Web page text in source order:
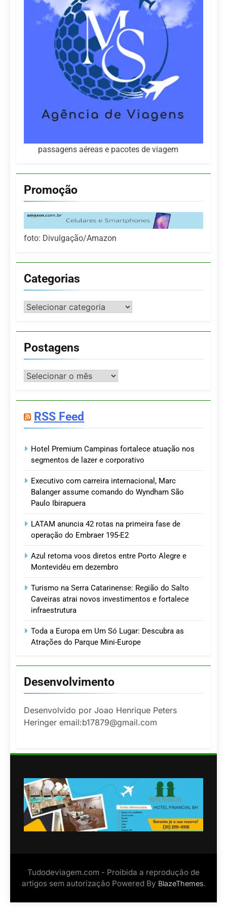
passagens aéreas e pacotes de viagem
Promoção
foto: Divulgação/Amazon
Categorias
Categorias
Postagens
Postagens
RSS Feed
Hotel Premium Campinas fortalece atuação nos
segmentos de lazer e corporativo
Executivo com carreira internacional, Marc
Balanger assume comando do Wyndham São
Paulo Ibirapuera
LATAM anuncia 42 rotas na primeira fase de
operação do Embraer 195-E2
Azul retoma voos diretos entre Porto Alegre e
Montevidéu em dezembro
Turismo na Serra Catarinense: Região do Salto
Caveiras atrai novos investimentos e fortalece
infraestrutura
Toda a Europa em Um Só Lugar: Descubra as
Atrações do Parque Mini-Europe
Desenvolvimento
Desenvolvido por Joao Henrique Peters
Heringer email:b17879@gmail.com
Tudodeviagem.com - Proibida a reprodução de
artigos sem autorização Powered By BlazeThemes.